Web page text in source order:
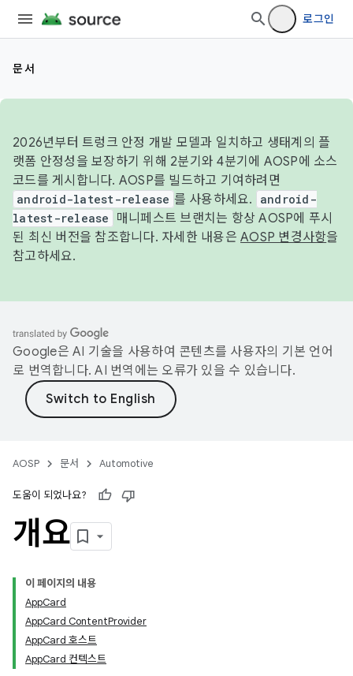
로그인
문서
2026년부터 트렁크 안정 개발 모델과 일치하고 생태계의 플
랫폼 안정성을 보장하기 위해 2분기와 4분기에 AOSP에 소스
코드를 게시합니다. AOSP를 빌드하고 기여하려면
android-latest-release 를 사용하세요.
android-
latest-release
매니페스트 브랜치는 항상 AOSP에 푸시
된 최신 버전을 참조합니다. 자세한 내용은 AOSP 변경사항을
참고하세요.
Google은 AI 기술을 사용하여 콘텐츠를 사용자의 기본 언어
로 번역합니다. AI 번역에는 오류가 있을 수 있습니다.
AOSP 문서 Automotive
도움이 되었나요?
개요
이 페이지의 내용
AppCard
AppCard ContentProvider
AppCard 호스트
AppCard 컨텍스트